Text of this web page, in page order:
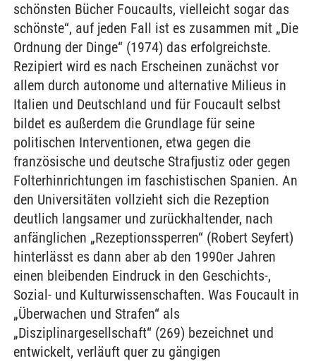
schönsten Bücher Foucaults, vielleicht sogar das
schönste“, auf jeden Fall ist es zusammen mit „Die
Ordnung der Dinge“ (1974) das erfolgreichste.
Rezipiert wird es nach Erscheinen zunächst vor
allem durch autonome und alternative Milieus in
Italien und Deutschland und für Foucault selbst
bildet es außerdem die Grundlage für seine
politischen Interventionen, etwa gegen die
französische und deutsche Strafjustiz oder gegen
Folterhinrichtungen im faschistischen Spanien. An
den Universitäten vollzieht sich die Rezeption
deutlich langsamer und zurückhaltender, nach
anfänglichen „Rezeptionssperren“ (Robert Seyfert)
hinterlässt es dann aber ab den 1990er Jahren
einen bleibenden Eindruck in den Geschichts-,
Sozial- und Kulturwissenschaften. Was Foucault in
„Überwachen und Strafen“ als
„Disziplinargesellschaft“ (269) bezeichnet und
entwickelt, verläuft quer zu gängigen